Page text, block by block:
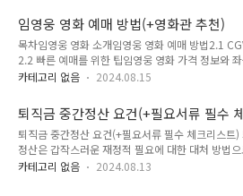
쌍용자동차 정비소 이용 시 자주 묻는 질문마무리 1.
서비스센터 소개쌍용자동차..
팁성수동 주요 주차장 리스트2.1 성락성결교회 주차
숲 한라시그마밸리 2차 주차장2.3 성수역 3번 출구
2.4 성수 2가 3동 주차장2.5 성수 2가 1동 주차장
국 노상 공영주차장성수동 주차장 길찾기 링크 및
주차 요금 및 할인 정보3.2 길찾기 링크로 쉽게 주차
차 문제 해결 팁성수동은 트렌디한 카페거리와 서울
명하여 많..
임영웅 영화 예매 방법(+영화관 추천)
목차임영웅 영화 소개임영웅 영화 예매 방법2.1 CGV 예매 절차
2.2 빠른 예매를 위한 팁임영웅 영화 가격 정보와
IMAX, 스크린X 가격 정보3.2 추천 좌석 위치임영웅
무대 인사 정보 "임영웅 영화 예매 방법과 추천 영화
르게 예매하는 방법과 IMAX, 스크린X 상영관 추천까
팬들을 위한 필수 가이드." 👉 임영웅 영화 시간표
임영웅 영화 소개임영웅 영화 예매 방법에 대해 알아보기 전에,
먼저 영화에 대해 간단히 소개하겠습니다. 임영웅의
카테고리 없음 2024.08.15
퇴직금 중간정산 요건(+필요서류 필수
트)
퇴직금 중간정산 요건(+필요서류 필수 체크리스트)
정산은 갑작스러운 재정적 필요에 대한 대처 방법
인들이 고려하는 제도입니다. 그러나 이 제도를 활용
카테고리 없음 2024.08.13